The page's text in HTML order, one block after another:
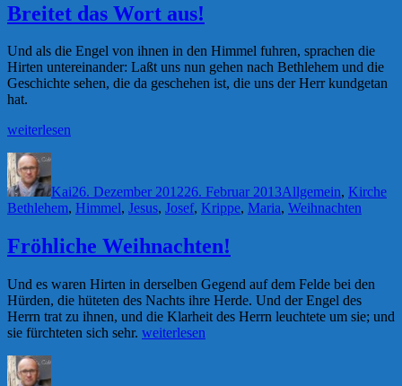
Breitet das Wort aus!
Und als die Engel von ihnen in den Himmel fuhren, sprachen die
Hirten untereinander: Laßt uns nun gehen nach Bethlehem und die
Geschichte sehen, die da geschehen ist, die uns der Herr kundgetan
hat.
„Breitet
Wort
aus!“
weiterlesen
Autor
Kai26. Dezember 201226. Februar 2013Allgemein, Kirche
Bethlehem, Himmel, Jesus, Josef, Krippe, Maria, Weihnachten
Fröhliche Weihnachten!
Und es waren Hirten in derselben Gegend auf dem Felde bei den
Hürden, die hüteten des Nachts ihre Herde. Und der Engel des
Herrn trat zu ihnen, und die Klarheit des Herrn leuchtete um sie; und
sie fürchteten sich sehr. „Fröhliche
weiterlesen
Autor